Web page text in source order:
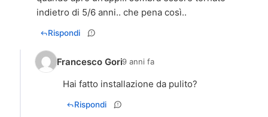
indietro di 5/6 anni.. che pena così..
Rispondi
Francesco Gori9 anni fa
Hai fatto installazione da pulito?
Rispondi